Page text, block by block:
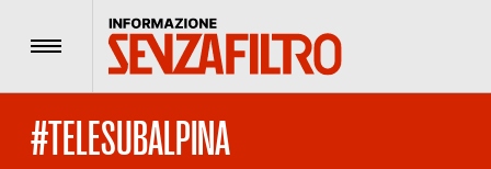
Menu
#TELESUBALPINA